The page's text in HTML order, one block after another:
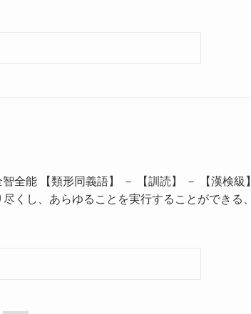
全能 【類形同義語】 － 【訓読】 － 【漢検級
くし、あらゆることを実行することができる